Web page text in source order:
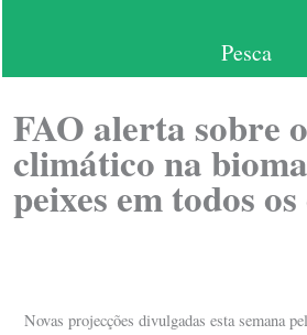
Pesca
FAO alerta sobre
climático na
peixes em todos
Novas projecções divulgadas esta semana